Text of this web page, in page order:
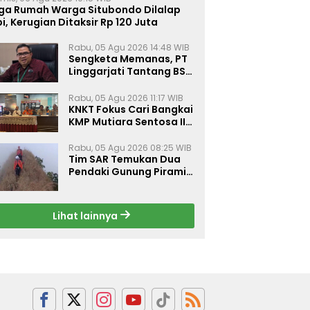
Rumah Warga Situbondo Dilalap
Kerugian Ditaksir Rp 120 Juta
Rabu, 05 Agu 2026 14:48 WIB
Sengketa Memanas, PT
Linggarjati Tantang BSN
dan Nilai Syariah
Rabu, 05 Agu 2026 11:17 WIB
KNKT Fokus Cari Bangkai
KMP Mutiara Sentosa II
Kebakaran
Rabu, 05 Agu 2026 08:25 WIB
Tim SAR Temukan Dua
Pendaki Gunung Piramid
Lihat lainnya